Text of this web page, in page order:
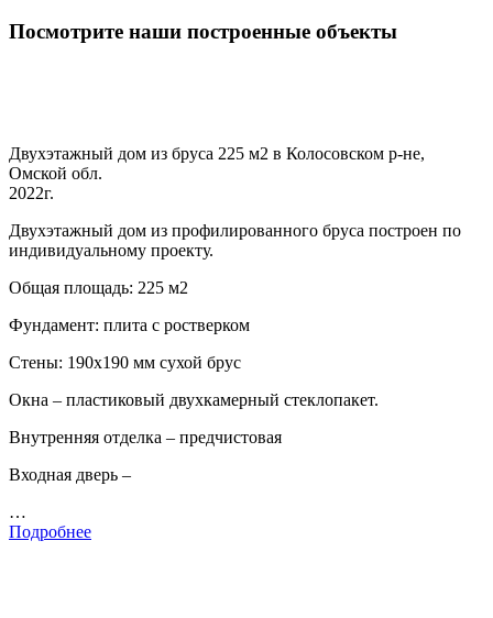
Посмотрите наши построенные объекты
Двухэтажный дом из бруса 225 м2 в Колосовском р-не,
Омской обл.
2022г.
Двухэтажный дом из профилированного бруса построен по
индивидуальному проекту.
Общая площадь: 225 м2
Фундамент: плита с ростверком
Стены: 190х190 мм сухой брус
Окна – пластиковый двухкамерный стеклопакет.
Внутренняя отделка – предчистовая
Входная дверь –
…
Подробнее